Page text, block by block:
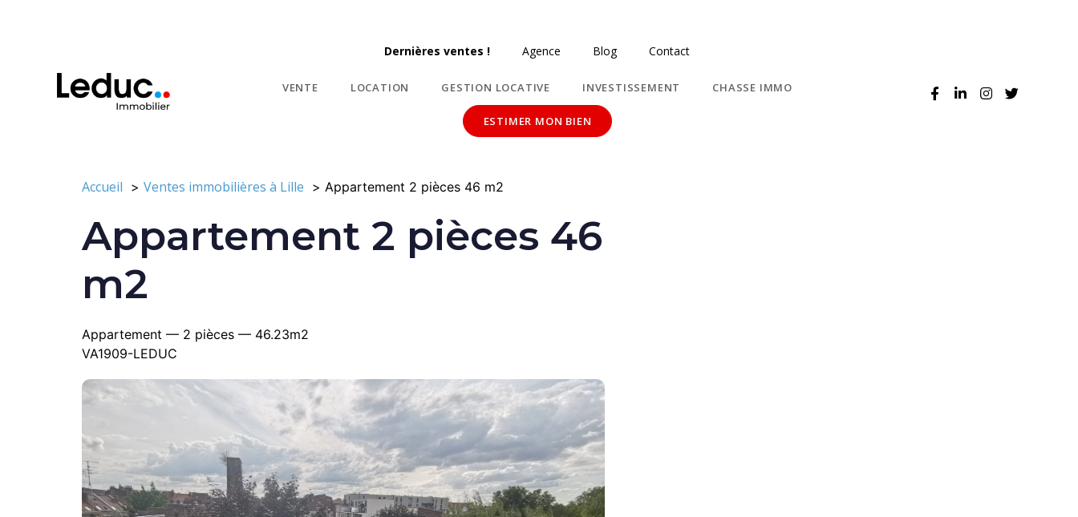
Dernières ventes ! Agence Blog Contact
VENTE LOCATION GESTION LOCATIVE INVESTISSEMENT CHASSE IMMO
ESTIMER MON BIEN
Accueil Ventes immobilières à Lille Appartement 2 pièces 46 m2
Appartement 2 pièces 46
m2
Appartement — 2 pièces — 46.23m2
VA1909-LEDUC